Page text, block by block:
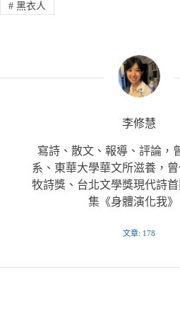
#黑衣人
李修慧
寫詩、散文、報導、評論，
系、東華大學華文所滋養，
牧詩獎、台北文學獎現代詩
集《身體演化我》
文章: 178